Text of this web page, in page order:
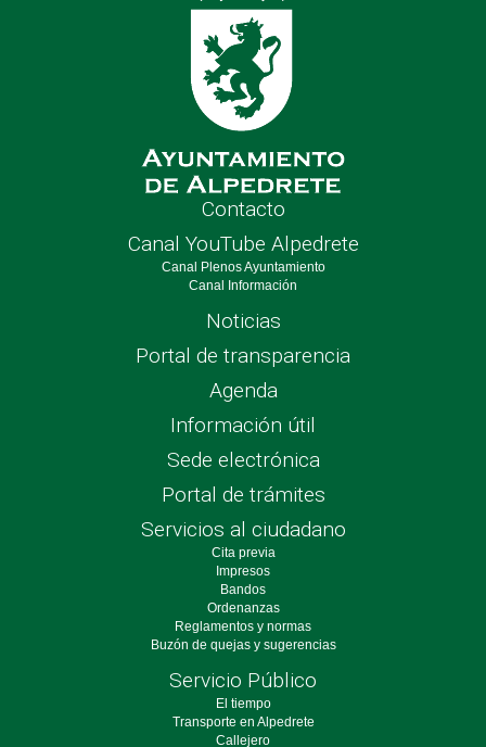
Contacto
Canal YouTube Alpedrete
Canal Plenos Ayuntamiento
Canal Información
Noticias
Portal de transparencia
Agenda
Información útil
Sede electrónica
Portal de trámites
Servicios al ciudadano
Cita previa
Impresos
Bandos
Ordenanzas
Reglamentos y normas
Buzón de quejas y sugerencias
Servicio Público
El tiempo
Transporte en Alpedrete
Callejero